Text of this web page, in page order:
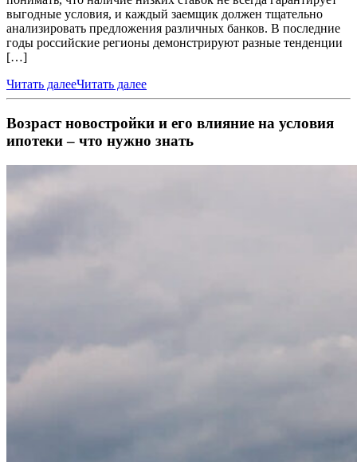
выгодные условия, и каждый заемщик должен тщательно
анализировать предложения различных банков. В последние
годы российские регионы демонстрируют разные тенденции
[…]
Читать далееЧитать далее
Возраст новостройки и его влияние на условия
ипотеки – что нужно знать